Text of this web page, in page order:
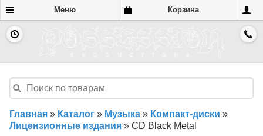
Меню Корзина
Главная » Каталог » Музыка » Компакт-диски »
Лицензионные издания » CD Black Metal